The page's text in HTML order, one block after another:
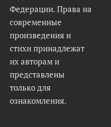
Федерации. Права на
современные
произведения и
стихи принадлежат
их авторам и
представлены
только для
ознакомления.